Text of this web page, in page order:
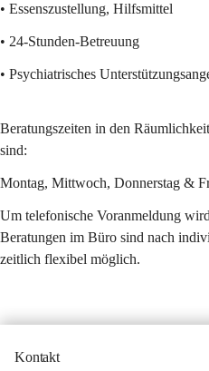
• Essenszustellung, Hilfsmittel
• 24-Stunden-Betreuung
• Psychiatrisches
Beratungszeiten in den
sind:
Montag, Mittwoch, Donnerstag &
Um telefonische Voranmeldung
Beratungen im Büro sind nach
zeitlich flexibel möglich.
Kontakt